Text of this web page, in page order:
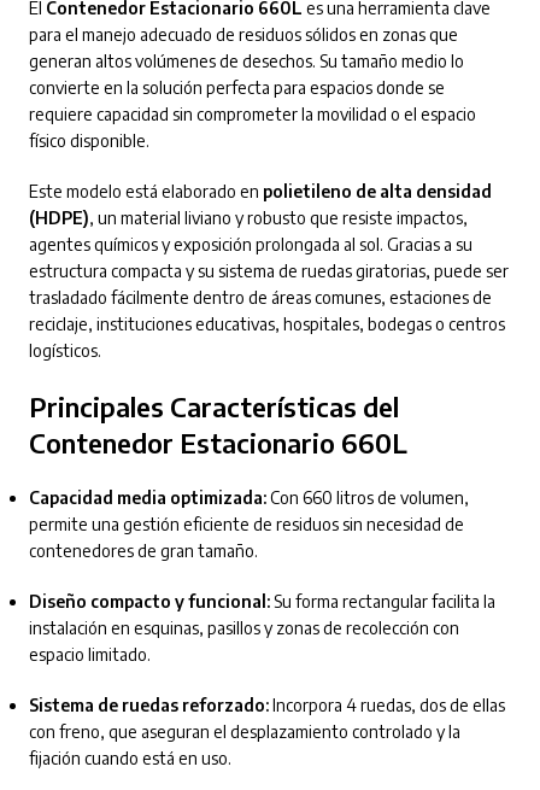
El Contenedor Estacionario 660L es una herramienta clave
para el manejo adecuado de residuos sólidos en zonas que
generan altos volúmenes de desechos. Su tamaño medio lo
convierte en la solución perfecta para espacios donde se
requiere capacidad sin comprometer la movilidad o el espacio
físico disponible.
Este modelo está elaborado en polietileno de alta densidad
(HDPE), un material liviano y robusto que resiste impactos,
agentes químicos y exposición prolongada al sol. Gracias a su
estructura compacta y su sistema de ruedas giratorias, puede ser
trasladado fácilmente dentro de áreas comunes, estaciones de
reciclaje, instituciones educativas, hospitales, bodegas o centros
logísticos.
Principales Características del
Contenedor Estacionario 660L
Capacidad media optimizada:Con 660 litros de volumen,
permite una gestión eficiente de residuos sin necesidad de
contenedores de gran tamaño.
Diseño compacto y funcional:Su forma rectangular facilita la
instalación en esquinas, pasillos y zonas de recolección con
espacio limitado.
Sistema de ruedas reforzado:Incorpora 4 ruedas, dos de ellas
con freno, que aseguran el desplazamiento controlado y la
fijación cuando está en uso.